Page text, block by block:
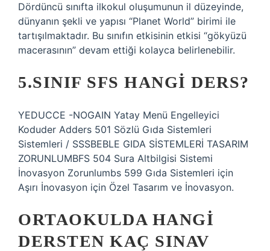
Dördüncü sınıfta ilkokul oluşumunun il düzeyinde,
dünyanın şekli ve yapısı “Planet World” birimi ile
tartışılmaktadır. Bu sınıfın etkisinin etkisi “gökyüzü
macerasının” devam ettiği kolayca belirlenebilir.
5.SINIF SFS HANGI DERS?
YEDUCCE -NOGAIN Yatay Menü Engelleyici
Koduder Adders 501 Sözlü Gıda Sistemleri
Sistemleri / SSSBEBLE GIDA SİSTEMLERİ TASARIM
ZORUNLUMBFS 504 Sura Altbilgisi Sistemi
İnovasyon Zorunlumbs 599 Gıda Sistemleri için
Aşırı İnovasyon için Özel Tasarım ve İnovasyon.
ORTAOKULDA HANGI
DERSTEN KAÇ SINAV